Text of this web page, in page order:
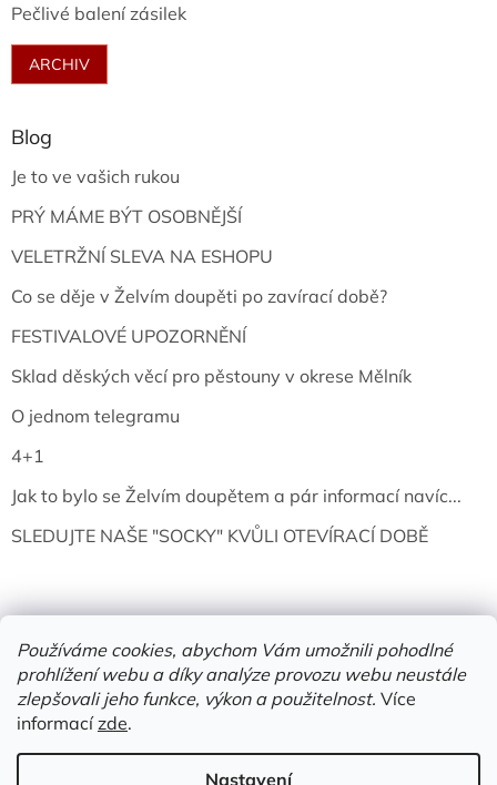
Používáme cookies, abychom Vám umožnili pohodlné
prohlížení webu a díky analýze provozu webu neustále
zlepšovali jeho funkce, výkon a použitelnost. Více
informacízde.
Nastavení
Pečlivé balení zásilek
ARCHIV
Blog
Je to ve vašich rukou
PRÝ MÁME BÝT OSOBNĚJŠÍ
VELETRŽNÍ SLEVA NA ESHOPU
Co se děje v Želvím doupěti po zavírací době?
FESTIVALOVÉ UPOZORNĚNÍ
Sklad děských věcí pro pěstouny v okrese Mělník
O jednom telegramu
4+1
Jak to bylo se Želvím doupětem a pár informací navíc...
SLEDUJTE NAŠE "SOCKY" KVŮLI OTEVÍRACÍ DOBĚ
Vytvořil Shoptet